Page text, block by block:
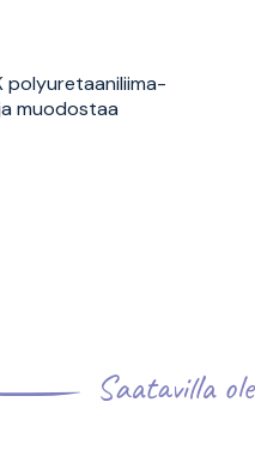
polyuretaaniliima-
muodostaa
Saatavilla